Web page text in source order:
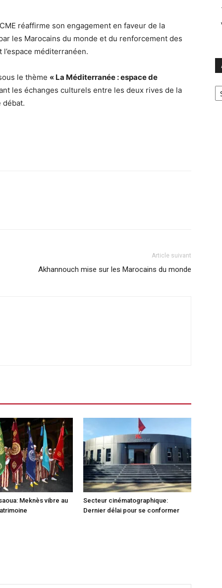
réaffirme son engagement en faveur de la
les Marocains du monde et du renforcement des
méditerranéen.
le thème « La Méditerranée : espace de
les échanges culturels entre les deux rives de la
débat.
Article suivant
Akhannouch mise sur les Marocains du monde
Meknès vibre au
Secteur cinématographique:
Dernier délai pour se conformer